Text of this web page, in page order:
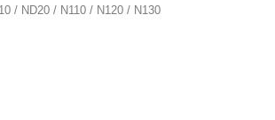
/ ND20 / N110 / N120 / N130